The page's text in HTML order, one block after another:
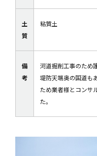
土
質
粘質土
備
考
河道掘削工事のため
堤防天端奥の国道も
ため業者様とコンサ
た。